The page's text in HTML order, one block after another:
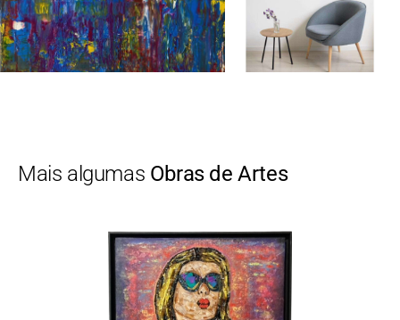
Mais algumas Obras de Artes